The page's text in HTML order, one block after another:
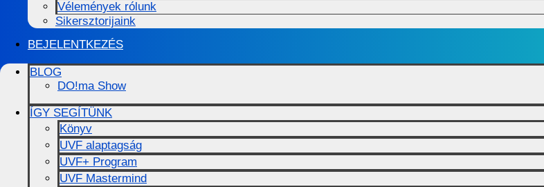
Vélemények rólunk
Sikersztorijaink
BEJELENTKEZÉS
BLOG
DO!ma Show
ÍGY SEGÍTÜNK
Könyv
UVF alaptagság
UVF+ Program
UVF Mastermind